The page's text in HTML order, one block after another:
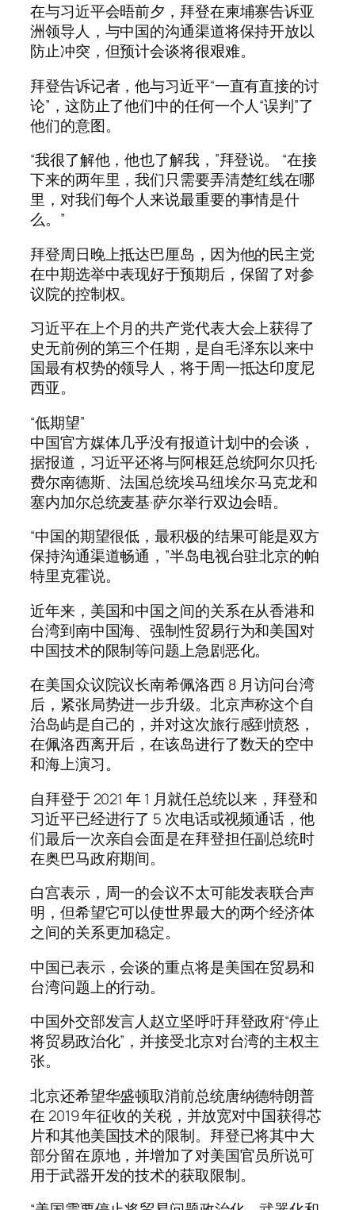
在与习近平会晤前夕，拜登在柬埔寨告诉亚
洲领导人，与中国的沟通渠道将保持开放以
防止冲突，但预计会谈将很艰难。
拜登告诉记者，他与习近平“一直有直接的讨
论”，这防止了他们中的任何一个人“误判”了
他们的意图。
“我很了解他，他也了解我，”拜登说。 “在接
下来的两年里，我们只需要弄清楚红线在哪
里，对我们每个人来说最重要的事情是什
么。”
拜登周日晚上抵达巴厘岛，因为他的民主党
在中期选举中表现好于预期后，保留了对参
议院的控制权。
习近平在上个月的共产党代表大会上获得了
史无前例的第三个任期，是自毛泽东以来中
国最有权势的领导人，将于周一抵达印度尼
西亚。
“低期望”
中国官方媒体几乎没有报道计划中的会谈，
据报道，习近平还将与阿根廷总统阿尔贝托·
费尔南德斯、法国总统埃马纽埃尔·马克龙和
塞内加尔总统麦基·萨尔举行双边会晤。
“中国的期望很低，最积极的结果可能是双方
保持沟通渠道畅通，”半岛电视台驻北京的帕
特里克霍说。
近年来，美国和中国之间的关系在从香港和
台湾到南中国海、强制性贸易行为和美国对
中国技术的限制等问题上急剧恶化。
在美国众议院议长南希佩洛西 8 月访问台湾
后，紧张局势进一步升级。北京声称这个自
治岛屿是自己的，并对这次旅行感到愤怒，
在佩洛西离开后，在该岛进行了数天的空中
和海上演习。
自拜登于 2021 年 1 月就任总统以来，拜登和
习近平已经进行了 5 次电话或视频通话，他
们最后一次亲自会面是在拜登担任副总统时
在奥巴马政府期间。
白宫表示，周一的会议不太可能发表联合声
明，但希望它可以使世界最大的两个经济体
之间的关系更加稳定。
中国已表示，会谈的重点将是美国在贸易和
台湾问题上的行动。
中国外交部发言人赵立坚呼吁拜登政府“停止
将贸易政治化”，并接受北京对台湾的主权主
张。
北京还希望华盛顿取消前总统唐纳德特朗普
在 2019 年征收的关税，并放宽对中国获得芯
片和其他美国技术的限制。拜登已将其中大
部分留在原地，并增加了对美国官员所说可
用于武器开发的技术的获取限制。